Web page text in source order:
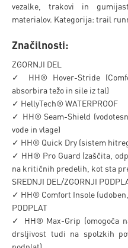
vezalke, trakovi in
materialov. Kategorija: trail
Značilnosti:
ZGORNJI DEL
✓ HH® Hover-Stride
absorbira težo in sile iz tal)
✓ HellyTech® WATERPROOF
✓ HH® Seam-Shield
vode in vlage)
✓ HH® Quick Dry (sistem
✓ HH® Pro Guard (zaščita,
na kritičnih predelih, kot sta
SREDNJI DEL/ZGORNJI
✓ HH® Comfort Insole
PODPLAT
✓ HH® Max-Grip (omogoča
drsljivost tudi na spolzkih